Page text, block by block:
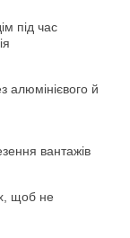
під час
алюмінієвого й
вантажів
щоб не